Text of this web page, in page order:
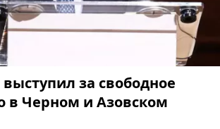
за свободное
в Черном и Азовском